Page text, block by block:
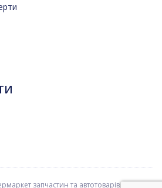
запчастин та автотоварів